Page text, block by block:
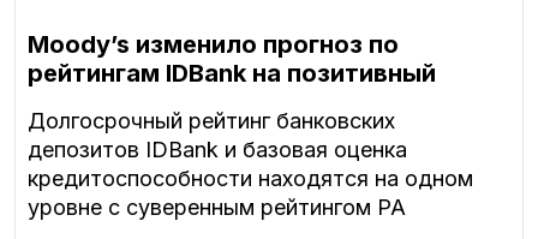
Moody’s изменило прогноз по
рейтингам IDBank на позитивный
Долгосрочный рейтинг банковских
депозитов IDBank и базовая оценка
кредитоспособности находятся на одном
уровне с суверенным рейтингом РА